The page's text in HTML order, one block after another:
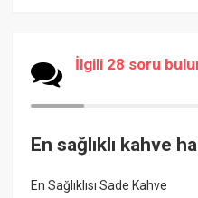
İlgili 28 soru
En sağlıklı kahve
En Sağlıklısı Sade Kahve